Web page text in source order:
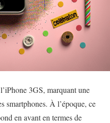
3GS, marquant une
smartphones. À l’époque, ce
en avant en termes de